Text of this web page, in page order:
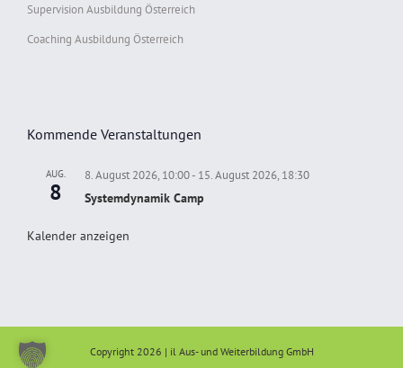
Supervision Ausbildung Österreich
Coaching Ausbildung Österreich
Kommende Veranstaltungen
AUG.
8
8. August 2026, 10:00- 15. August 2026, 18:30
Systemdynamik Camp
Kalender anzeigen
Copyright 2026 | il Aus- und Weiterbildung GmbH